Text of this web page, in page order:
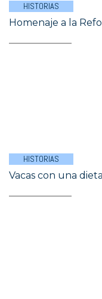
HISTORIAS
Homenaje a la
HISTORIAS
Vacas con una